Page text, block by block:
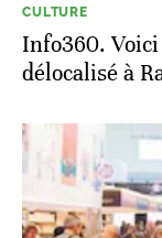
CULTURE
Info360.
délocalisé à